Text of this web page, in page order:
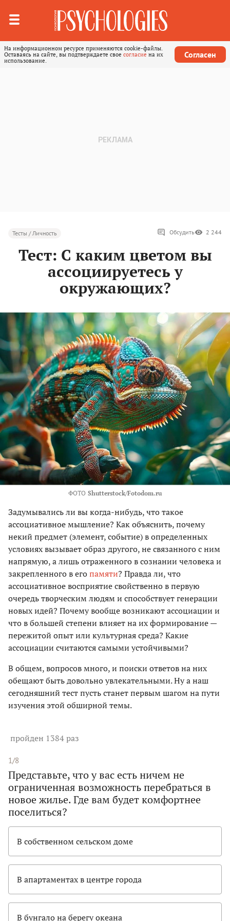
На информационном ресурсе применяются cookie-файлы.
Оставаясь на сайте, вы подтверждаете свое согласие на их
использование.
Согласен
Тесты / Личность Обсудить 2 244
Тест: С каким цветом вы
ассоциируетесь у
окружающих?
ФОТО Shutterstock/Fotodom.ru
Задумывались ли вы когда-нибудь, что такое
ассоциативное мышление? Как объяснить, почему
некий предмет (элемент, событие) в определенных
условиях вызывает образ другого, не связанного с ним
напрямую, а лишь отраженного в сознании человека и
закрепленного в егопамяти? Правда ли, что
ассоциативное восприятие свойственно в первую
очередь творческим людям и способствует генерации
новых идей? Почему вообще возникают ассоциации и
что в большей степени влияет на их формирование —
пережитой опыт или культурная среда? Какие
ассоциации считаются самыми устойчивыми?
В общем, вопросов много, и поиски ответов на них
обещают быть довольно увлекательными. Ну а наш
сегодняшний тест пусть станет первым шагом на пути
изучения этой обширной темы.
пройден 1384 раз
1/8
Представьте, что у вас есть ничем не
ограниченная возможность перебраться в
новое жилье. Где вам будет комфортнее
поселиться?
В собственном сельском доме
В апартаментах в центре города
В бунгало на берегу океана